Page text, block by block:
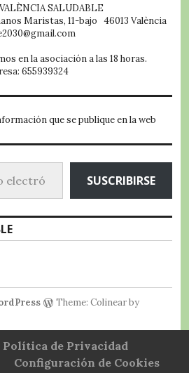
SALUDABLE
Maristas, 11-bajo 46013 València
en la asociación a las 18 horas.
655939324
que se publique en la web
SUSCRIBIRSE
Theme: Colinear by
Política de Privacidad
Configuración de Cookies